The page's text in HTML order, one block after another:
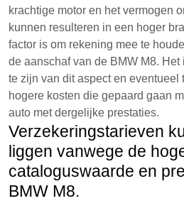
krachtige motor en het vermogen
kunnen resulteren in een hoger
factor is om rekening mee te
de aanschaf van de BMW M8.
te zijn van dit aspect en eventueel
hogere kosten die gepaard gaan
auto met dergelijke prestaties.
Verzekeringstarieven
liggen vanwege de
cataloguswaarde en
BMW M8.